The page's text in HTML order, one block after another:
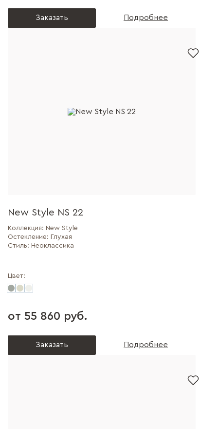
Заказать Подробнее
New Style NS 22
Коллекция: New Style
Остекление: Глухая
Стиль: Неоклассика
Цвет:
от 55 860 руб.
Заказать Подробнее